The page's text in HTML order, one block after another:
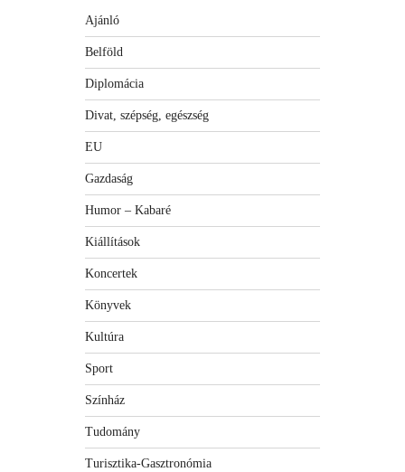
Ajánló
Belföld
Diplomácia
Divat, szépség, egészség
EU
Gazdaság
Humor – Kabaré
Kiállítások
Koncertek
Könyvek
Kultúra
Sport
Színház
Tudomány
Turisztika-Gasztronómia